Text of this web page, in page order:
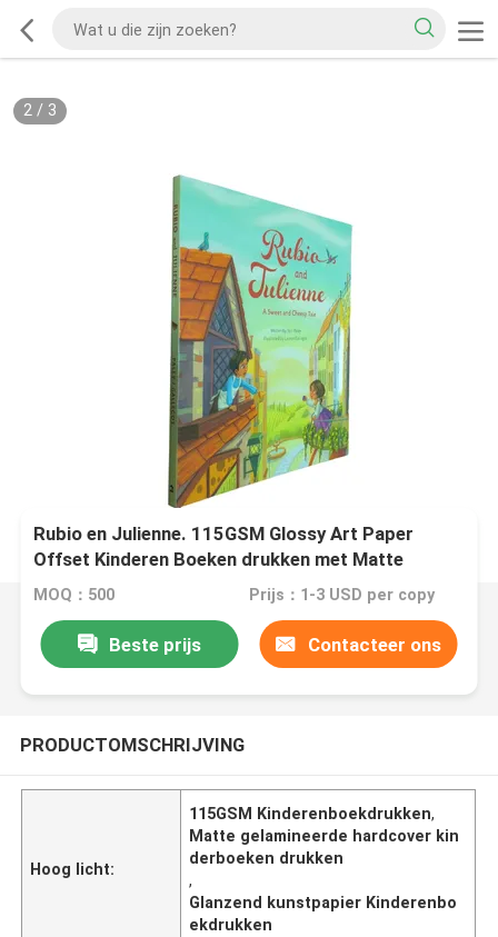
2/ 3
Rubio en Julienne. 115GSM Glossy Art Paper
Offset Kinderen Boeken drukken met Matte
gelamineerde hardcover.
MOQ：500 Prijs：1-3 USD per copy
Beste prijs Contacteer ons
PRODUCTOMSCHRIJVING
Hoog licht:
115GSM Kinderenboekdrukken,
Matte gelamineerde hardcover kin
derboeken drukken
,
Glanzend kunstpapier Kinderenbo
ekdrukken